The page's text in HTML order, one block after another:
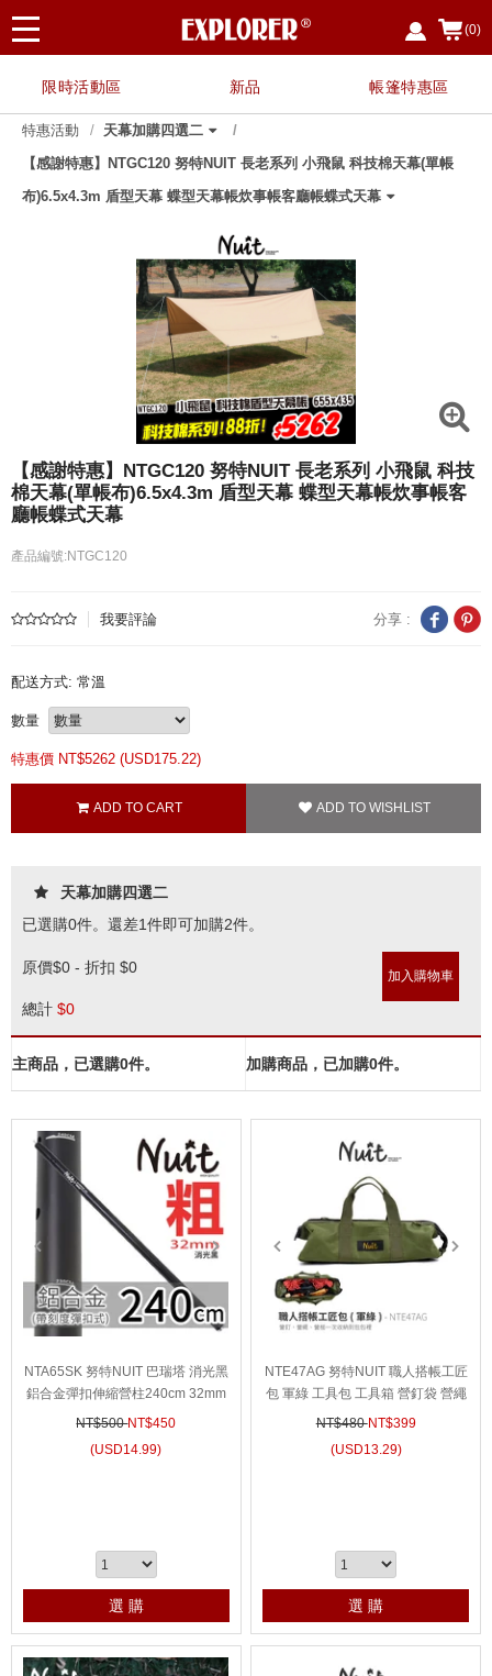
(0)
限時活動區 新品 帳篷特惠區
特惠活動 天幕加購四選二
指定廚具、餐具用品，任選3件享88折
【霸氣特惠】任搭1+1 兩入優惠 $2680 露營
椅 蛋捲桌
【霸氣特惠】 任搭1+1 兩入優惠 $2400 露營
椅 蛋捲桌 三層架
【夏日戲水 限時限定】EP7328 救生衣兩件
優惠組
【野餐簡便組】NTE91+NTC114-SET
【兩入優惠價】NTE91 努特NUIT 魔方收納
箱(含桌板)
【兩入優惠】NTB98-1 努特 冒險王 單人充氣
床墊
【兩入優惠】NTC201-1
【兩入優惠】NTC200-SET 努特NUIT 金士曼
鋁合金五段椅
〔8月父親節限定〕指定任選兩件 $888
〔霸氣特惠〕NTB73AG 二入特惠 冒險王 自
動充氣睡墊床 10CM 可拼接
【兩入優惠】NTC169BK-1
買NTC113 NTC114 NTC114T 任一款 享加購
NTC114A沙發套
【兩入優惠】NTC100BK5-SET 努特 金牌特
務 鋁合金五段椅
NTG78BB 加購好禮
NTC168BK-SET
指定伸縮營柱 單件享八折
NTC09A-1
NTS30LG-1
【兩入優惠】NTC114T-1
【兩入優惠】NTC111-1
NTF354-1【兩入優惠】NTF354 布魯斯 折疊
布面三層架
【兩入優惠】NTC103BK-1
【兩入優惠】NTT84-1
【兩入優惠】NTC113BK-1 努特NUIT 三角衛
星 輕量太空椅
【兩入優惠】NTC114-1 努特NUIT 四角衛星
輕量太空椅
【兩入優惠】NTA32-1 努特NUIT 鋁合金雙針
營柱320cm
【兩入優惠】NTC168BK 努特NUIT 傑森 鋁
合金扶手輕量椅
【兩入優惠】NTC124 努特NUIT 森友會 鋁合
金三段低腳椅 鐵灰色 限量背面圖印
【兩入優惠】NTC101-SET 努特NUIT 霹靂遊
俠 三段椅 透氣網布
NTA88+NT0115 努特NUIT 瑪雅Y叉二通管營
柱優惠套組
【多入優惠】NTT80 努特NUIT 跑酷滑板桌
(四入以上享單入$500優惠)
【兩入優惠】NTC75 舒適天堂 帆布鋁合金小
川椅
紅利兌換
【感謝特惠】NTGC120 努特NUIT 長老系列 小飛鼠 科技棉天幕(單帳
布)6.5x4.3m 盾型天幕 蝶型天幕帳炊事帳客廳帳蝶式天幕
【感謝特惠】NTGC120 努特NUIT 長老系列 小飛鼠 科技
棉天幕(單帳布)6.5x4.3m 盾型天幕 蝶型天幕帳炊事帳客
廳帳蝶式天幕
產品編號:NTGC120
我要評論 分享 :
配送方式: 常溫
數量
特惠價 NT$5262 (USD175.22)
天幕加購四選二
已選購0件。還差1件即可加購2件。
加入購物車
原價$0 - 折扣 $0
總計 $0
主商品，已選購0件。
加購商品，已加購0件。
next
NTA65SK 努特NUIT 巴瑞塔 消光黑
鋁合金彈扣伸縮營柱240cm 32mm
鋁合金伸縮營柱伸縮鋁柱前庭柱天
NT$500NT$450
(USD14.99)
選 購
next
NTE47AG 努特NUIT 職人搭帳工匠
包 軍綠 工具包 工具箱 營釘袋 營繩
袋 收納袋 露營收納袋 工具箱 裝備
NT$480NT$399
(USD13.29)
選 購